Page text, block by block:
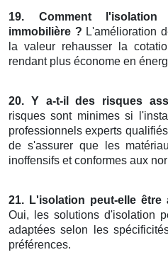
19. Comment
immobilière ? L'amélioration
la valeur rehausser la
rendant plus économe en
20. Y a-t-il des risques
risques sont minimes si
professionnels experts
de s'assurer que les
inoffensifs et conformes aux
21. L'isolation peut-elle
Oui, les solutions d'isolation
adaptées selon les
préférences.